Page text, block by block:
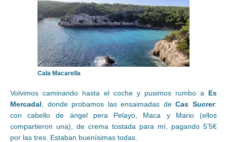
Cala Macarella
Volvimos caminando hasta el coche y pusimos rumbo a Es
Mercadal , donde probamos las ensaimadas deCas Sucrer:
con cabello de ángel pera Pelayo, Maca y Mario (ellos
compartieron una), de crema tostada para mí, pagando 5’5€
por las tres. Estaban buenísimas todas.